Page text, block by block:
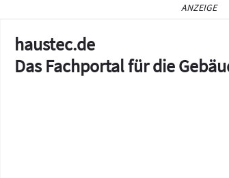
ANZEIGE
haustec.de
Das Fachportal für die